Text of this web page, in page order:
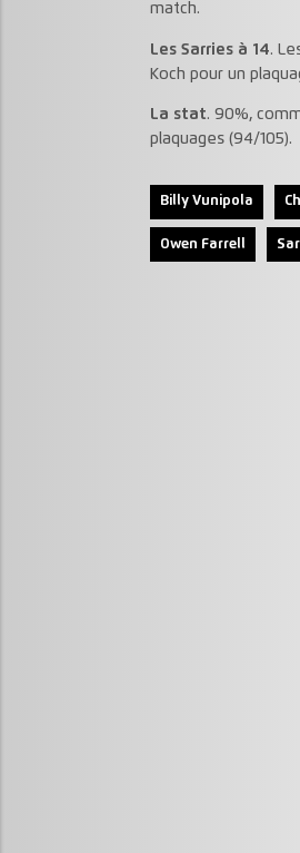
match.
Les Sarries à 14.
Koch pour un
La stat. 90%,
plaquages (94/105).
Billy Vunipola
Owen Farrell